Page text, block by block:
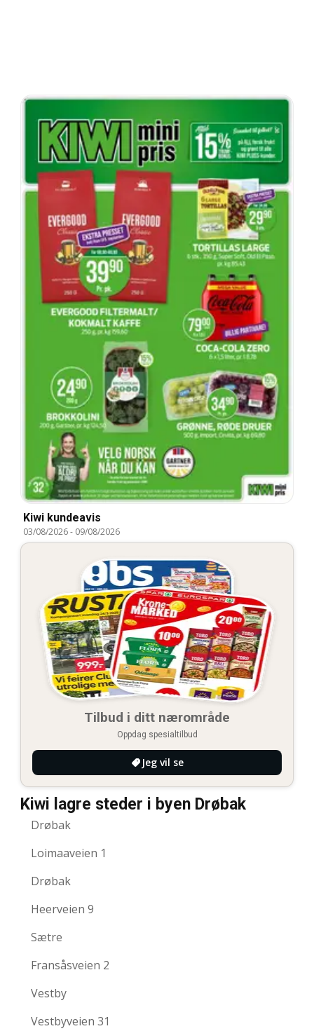
Kiwi kundeavis
03/08/2026- 09/08/2026
Tilbud i ditt nærområde
Oppdag spesialtilbud
Jeg vil se
Kiwi lagre steder i byen Drøbak
Drøbak
Loimaaveien 1
Drøbak
Heerveien 9
Sætre
Fransåsveien 2
Vestby
Vestbyveien 31